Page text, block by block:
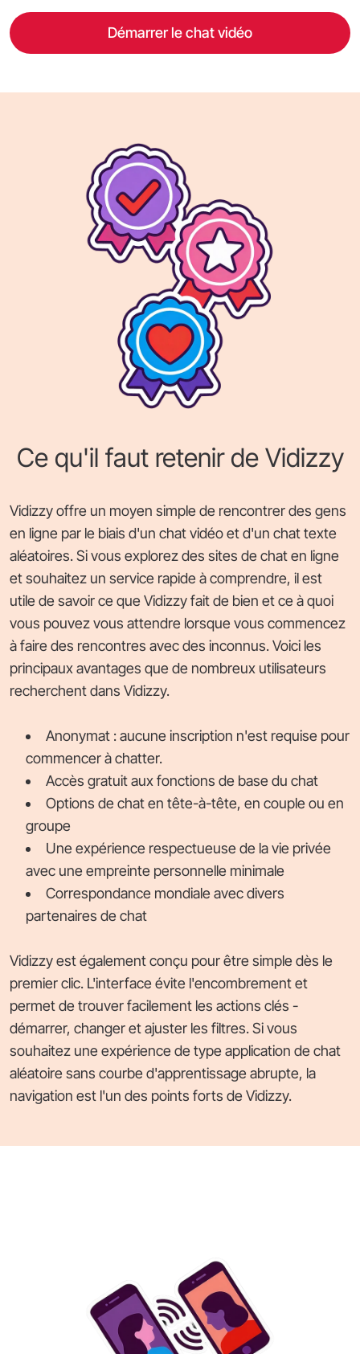
Démarrer le chat vidéo
Ce qu'il faut retenir de Vidizzy
Vidizzy offre un moyen simple de rencontrer des gens
en ligne par le biais d'un chat vidéo et d'un chat texte
aléatoires. Si vous explorez des sites de chat en ligne
et souhaitez un service rapide à comprendre, il est
utile de savoir ce que Vidizzy fait de bien et ce à quoi
vous pouvez vous attendre lorsque vous commencez
à faire des rencontres avec des inconnus. Voici les
principaux avantages que de nombreux utilisateurs
recherchent dans Vidizzy.
Anonymat : aucune inscription n'est requise pour
commencer à chatter.
Accès gratuit aux fonctions de base du chat
Options de chat en tête-à-tête, en couple ou en
groupe
Une expérience respectueuse de la vie privée
avec une empreinte personnelle minimale
Correspondance mondiale avec divers
partenaires de chat
Vidizzy est également conçu pour être simple dès le
premier clic. L'interface évite l'encombrement et
permet de trouver facilement les actions clés -
démarrer, changer et ajuster les filtres. Si vous
souhaitez une expérience de type application de chat
aléatoire sans courbe d'apprentissage abrupte, la
navigation est l'un des points forts de Vidizzy.